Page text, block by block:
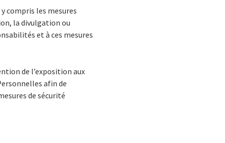
compris les mesures
la divulgation ou
et à ces mesures
de l’exposition aux
afin de
de sécurité